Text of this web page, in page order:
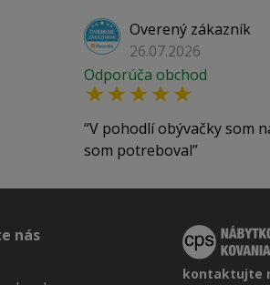
Overený zákazník
26.07.2026
Odporúča obchod
V pohodlí obývačky som
som potreboval
nás
kontaktujte